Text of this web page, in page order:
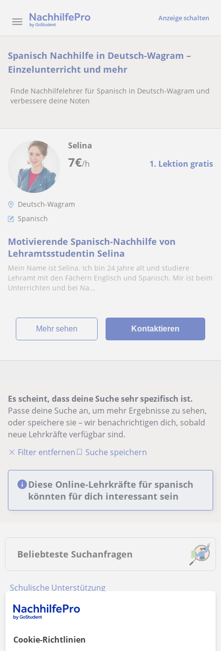
Anzeige schalten
Spanisch Nachhilfe in Deutsch-Wagram –
Einzelunterricht und mehr
Finde Nachhilfelehrer für Spanisch in Deutsch-Wagram und
verbessere deine Noten
7€/h 1. Lektion gratis
Selina
Deutsch-Wagram
Spanisch
Motivierende Spanisch-Nachhilfe von
Lehramtsstudentin Selina
Mein Name ist Selina. Ich bin 24 Jahre alt und studiere
Lehramt mit den Fächern Englisch und Spanisch. Mir ist beim
Unterrichten und bei Na...
Mehr sehen Kontaktieren
Es scheint, dass deine Suche sehr spezifisch ist.
Passe deine Suche an, um mehr Ergebnisse zu sehen,
oder speichere sie – wir benachrichtigen dich, sobald
neue Lehrkräfte verfügbar sind.
Filter entfernen
Suche speichern
Diese Online-Lehrkräfte für spanisch
könnten für dich interessant sein
Beliebteste Suchanfragen
Schulische Unterstützung
Englisch Nachhilfe
Mathe Nachhilfe
Spanisch Nachhilfe
Cookie-Richtlinien